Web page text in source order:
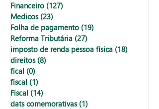
Financeiro (127)
Medicos (23)
Folha de pagamento (19)
Reforma Tributária (27)
imposto de renda pessoa física (18)
direitos (8)
fical (0)
fiscal (1)
Fiscal (14)
dats comemorativas (1)